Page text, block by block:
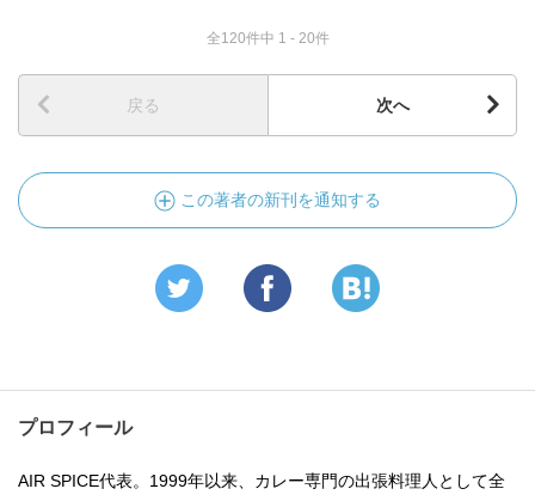
全120件中 1 - 20件
戻る 次へ
この著者の新刊を通知する
プロフィール
AIR SPICE代表。1999年以来、カレー専門の出張料理人として全